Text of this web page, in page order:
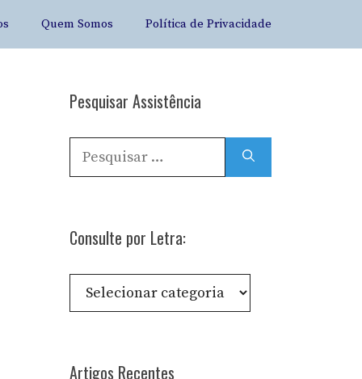
Quem Somos Política de Privacidade
Pesquisar Assistência
Pesquisar
por:
Consulte por Letra:
Consulte
Artigos Recentes